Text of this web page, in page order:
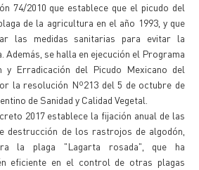
74/2010 que establece que el picudo del
de la agricultura en el año 1993, y que
las medidas sanitarias para evitar la
Además, se halla en ejecución el Programa
y Erradicación del Picudo Mexicano del
la resolución Nº213 del 5 de octubre de
de Sanidad y Calidad Vegetal.
2017 establece la fijación anual de las
destrucción de los rastrojos de algodón,
la plaga "Lagarta rosada", que ha
eficiente en el control de otras plagas